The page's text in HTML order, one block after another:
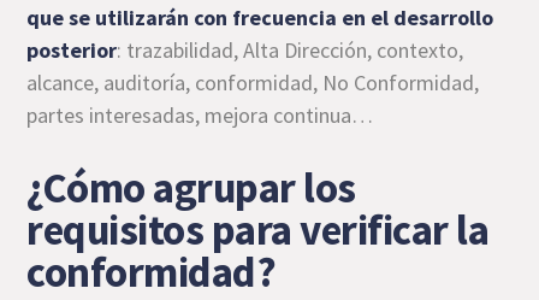
que se utilizarán con frecuencia en el desarrollo
posterior: trazabilidad, Alta Dirección, contexto,
alcance, auditoría, conformidad, No Conformidad,
partes interesadas, mejora continua…
¿Cómo agrupar los
requisitos para verificar la
conformidad?